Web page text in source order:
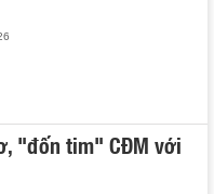
"đốn tim" CĐM với